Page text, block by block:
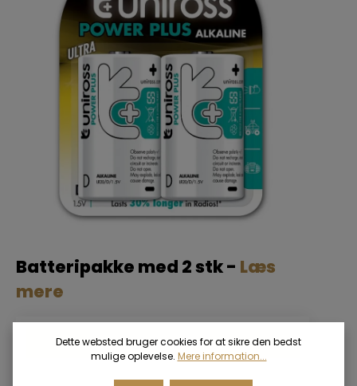
Batteripakke med 2 stk - Læs
mere
Login for priser
Dette websted bruger cookies for at sikre den bedst
mulige oplevelse. Mere information...